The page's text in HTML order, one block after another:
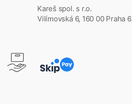
Kareš spol. s r.o.
Vilímovská 6, 160 00 Praha 6